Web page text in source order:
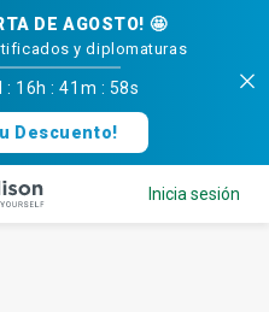
DE AGOSTO! 🤩
y diplomaturas
: 16h :41m : 58s
Descuento!
Inicia sesión